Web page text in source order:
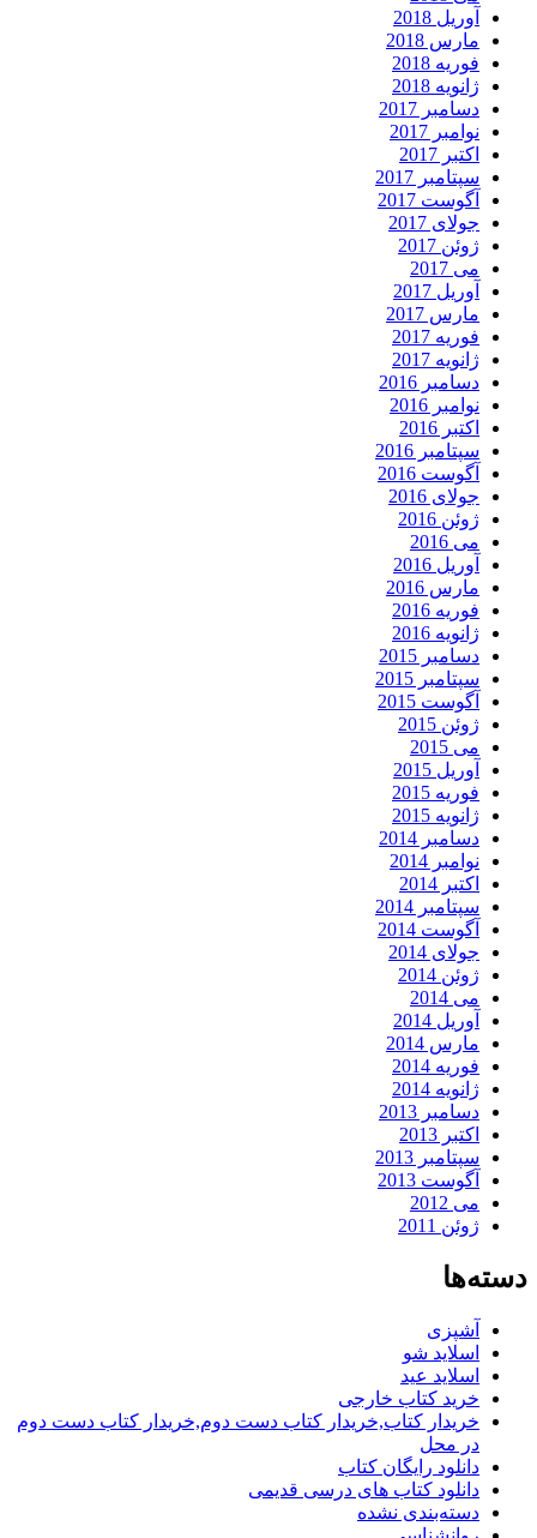
آوریل 2018
مارس 2018
فوریه 2018
ژانویه 2018
دسامبر 2017
نوامبر 2017
اکتبر 2017
سپتامبر 2017
آگوست 2017
جولای 2017
ژوئن 2017
می 2017
آوریل 2017
مارس 2017
فوریه 2017
ژانویه 2017
دسامبر 2016
نوامبر 2016
اکتبر 2016
سپتامبر 2016
آگوست 2016
جولای 2016
ژوئن 2016
می 2016
آوریل 2016
مارس 2016
فوریه 2016
ژانویه 2016
دسامبر 2015
سپتامبر 2015
آگوست 2015
ژوئن 2015
می 2015
آوریل 2015
فوریه 2015
ژانویه 2015
دسامبر 2014
نوامبر 2014
اکتبر 2014
سپتامبر 2014
آگوست 2014
جولای 2014
ژوئن 2014
می 2014
آوریل 2014
مارس 2014
فوریه 2014
ژانویه 2014
دسامبر 2013
اکتبر 2013
سپتامبر 2013
آگوست 2013
می 2012
ژوئن 2011
دسته‌ها
آشپزی
اسلاید شو
اسلاید عید
خرید کتاب خارجی
خریدار کتاب,خریدار کتاب دست دوم,خریدار کتاب دست دوم
در محل
دانلود رایگان کتاب
دانلود کتاب های درسی قدیمی
دسته‌بندی نشده